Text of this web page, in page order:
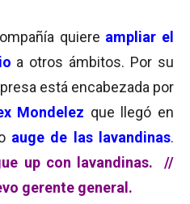
quiere ampliar el
a otros ámbitos. Por su
está encabezada por
Mondelez que llegó en
auge de las lavandinas.
up con lavandinas. //
gerente general.